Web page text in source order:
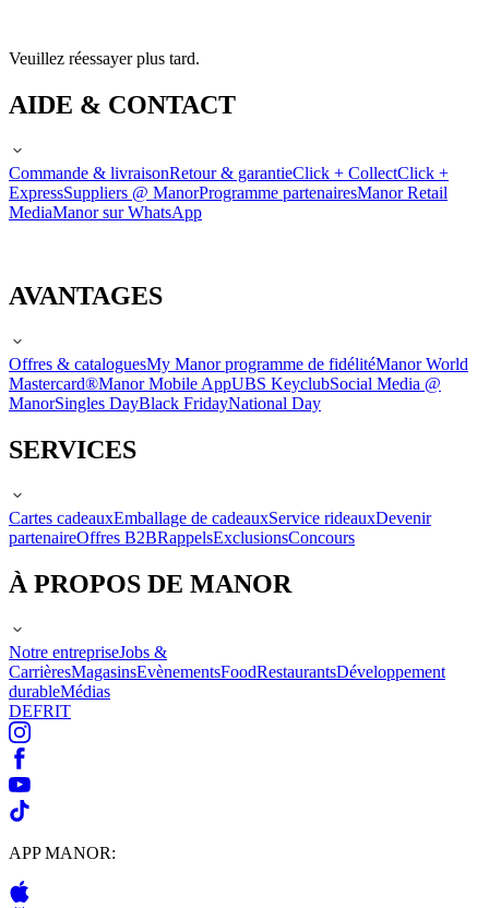
Veuillez réessayer plus tard.
AIDE & CONTACT
Commande & livraisonRetour & garantieClick + CollectClick +
ExpressSuppliers @ ManorProgramme partenairesManor Retail
MediaManor sur WhatsApp
AVANTAGES
Offres & cataloguesMy Manor programme de fidélitéManor World
Mastercard®Manor Mobile AppUBS KeyclubSocial Media @
ManorSingles DayBlack FridayNational Day
SERVICES
Cartes cadeauxEmballage de cadeauxService rideauxDevenir
partenaireOffres B2BRappelsExclusionsConcours
À PROPOS DE MANOR
Notre entrepriseJobs &
CarrièresMagasinsEvènementsFoodRestaurantsDéveloppement
durableMédias
DEFRIT
APP MANOR: